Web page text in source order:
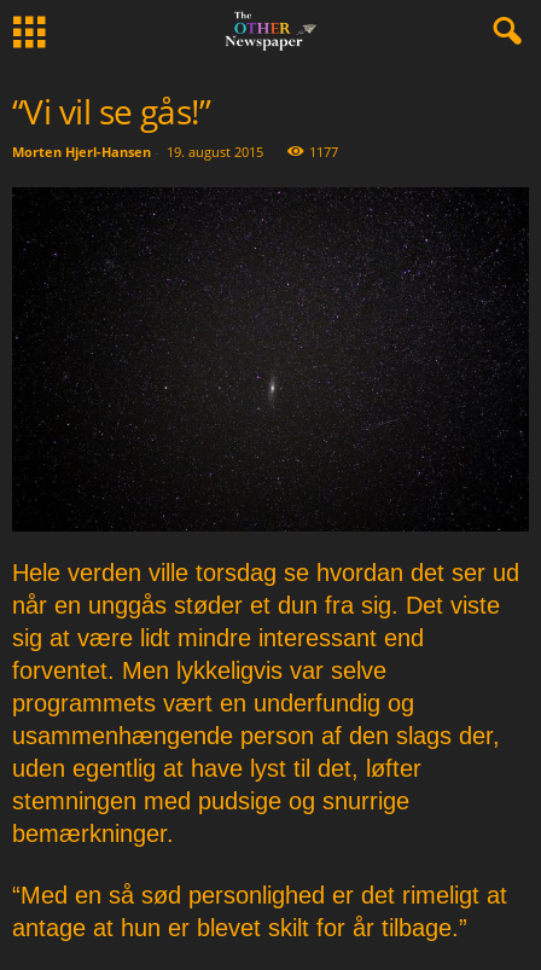
“Vi vil se gås!”
Morten Hjerl-Hansen - 19. august 2015 1177
Hele verden ville torsdag se hvordan det ser ud
når en unggås støder et dun fra sig. Det viste
sig at være lidt mindre interessant end
forventet. Men lykkeligvis var selve
programmets vært en underfundig og
usammenhængende person af den slags der,
uden egentlig at have lyst til det, løfter
stemningen med pudsige og snurrige
bemærkninger.
“Med en så sød personlighed er det rimeligt at
antage at hun er blevet skilt for år tilbage.”